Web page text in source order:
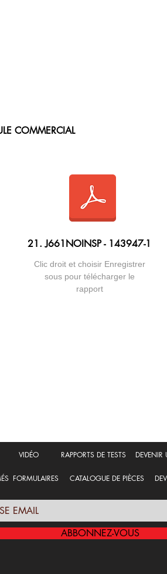
COMMERCIAL
21. J661NOINSP - 143947-1
Clic droit et choisir Enregistrer
sous pour télécharger le
rapport
ABBONNEZ-VOUS
VIDÉO RAPPORTS DE TESTS DEVENIR
FORMULAIRES CATALOGUE DE PIÈCES